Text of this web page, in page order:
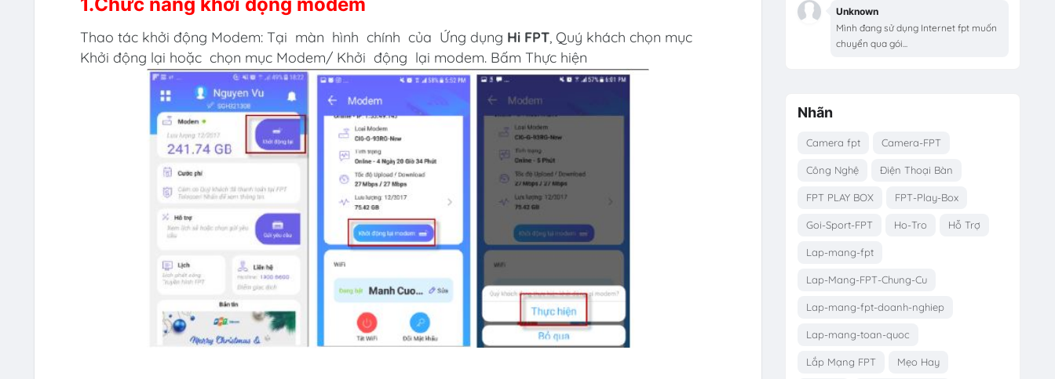
Thao tác khởi động Modem: Tại màn hình chính của Ứng dụng Hi FPT, Quý khách chọn mục
Khởi động lại hoặc chọn mục Modem/ Khởi động lại modem. Bấm Thực hiện
Unknown
Mình đang sử dụng Internet fpt muốn
chuyển qua gói...
Nhãn
Camera fpt Camera-FPT
Công Nghệ Điện Thoại Bàn
FPT PLAY BOX FPT-Play-Box
Goi-Sport-FPT Ho-Tro Hỗ Trợ
Lap-mang-fpt
Lap-Mang-FPT-Chung-Cu
Lap-mang-fpt-doanh-nghiep
Lap-mang-toan-quoc
Lắp Mạng FPT Mẹo Hay